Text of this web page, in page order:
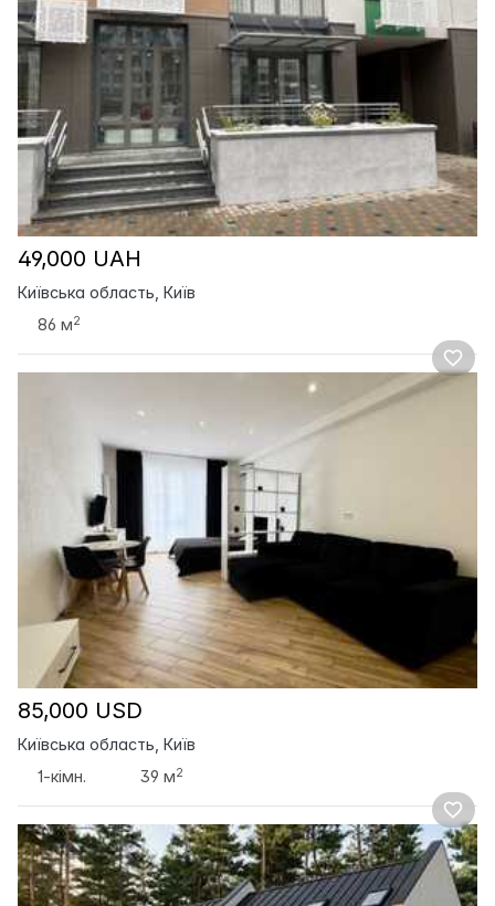
49,000 UAH
Київська область, Київ
86 м2
85,000 USD
Київська область, Київ
1-кімн.
39 м2